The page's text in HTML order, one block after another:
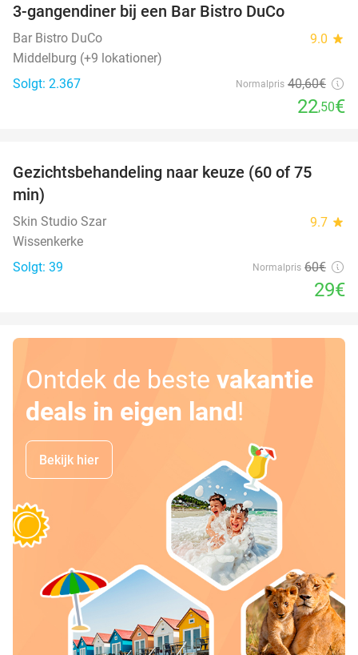
3-gangendiner bij een Bar Bistro DuCo
Bar Bistro DuCo 9.0 star
Middelburg (+9 lokationer)
Solgt: 2.367
Normalpris 40,60€
22,50€
52%
Gezichtsbehandeling naar keuze (60 of 75
min)
Skin Studio Szar 9.7 star
Wissenkerke
Solgt: 39
Normalpris 60€
29€
Ontdek de beste vakantie
deals in eigen land!
Bekijk hier